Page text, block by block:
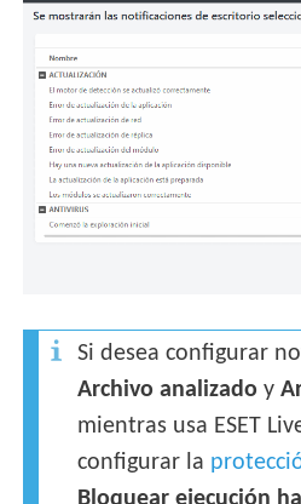
Si desea configurar
Archivo analizado y
mientras usa ESET
configurar la
Bloquear ejecución